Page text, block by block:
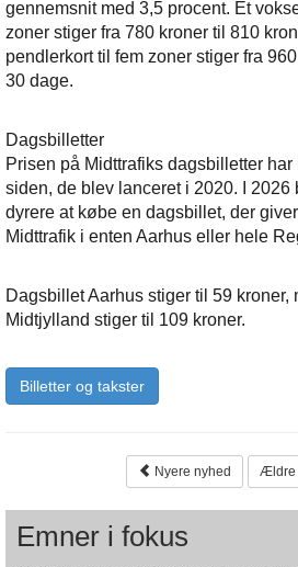
gennemsnit med 3,5 procent. Et
zoner stiger fra 780 kroner til 810
pendlerkort til fem zoner stiger fra
30 dage.
Dagsbilletter
Prisen på Midttrafiks dagsbilletter
siden, de blev lanceret i 2020. I 2026
dyrere at købe en dagsbillet, der
Midttrafik i enten Aarhus eller hele
Dagsbillet Aarhus stiger til 59 kroner,
Midtjylland stiger til 109 kroner.
Billetter og takster
Nyere nyhed Ældre
Emner i fokus